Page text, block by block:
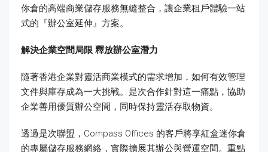
你倉的高端商業儲存服務無縫整合，讓企業租戶體驗一站
式的『辦公室延伸』方案。
解決企業空間局限 釋放辦公室潛力
隨著香港企業對靈活商業模式的需求增加，如何有效管理
文件與庫存成為一大挑戰。是次合作針對這一痛點，協助
企業善用優質辦公空間，同時保持靈活存取物資。
透過是次聯盟，Compass Offices 的客戶將享紅盒迷你倉
的專屬儲存服務網絡，實際擴展其辦公與營運空間。重點